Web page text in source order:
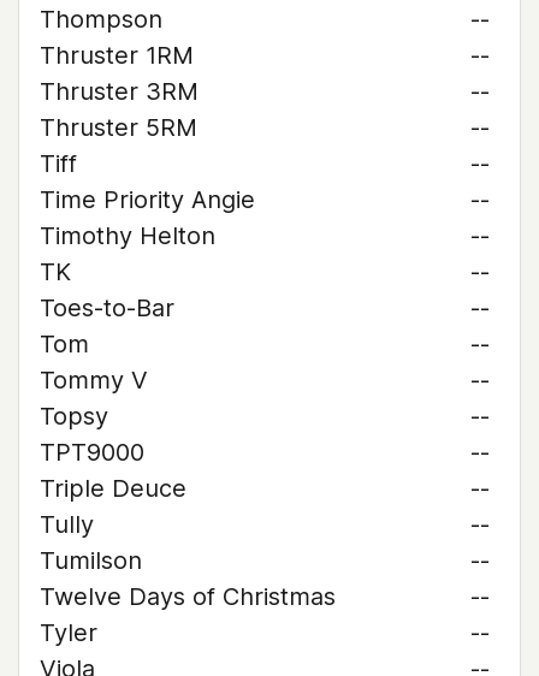
Thompson
--
Thruster 1RM
--
Thruster 3RM
--
Thruster 5RM
--
Tiff
--
Time Priority Angie
--
Timothy Helton
--
TK
--
Toes-to-Bar
--
Tom
--
Tommy V
--
Topsy
--
TPT9000
--
Triple Deuce
--
Tully
--
Tumilson
--
Twelve Days of Christmas
--
Tyler
--
Viola
--